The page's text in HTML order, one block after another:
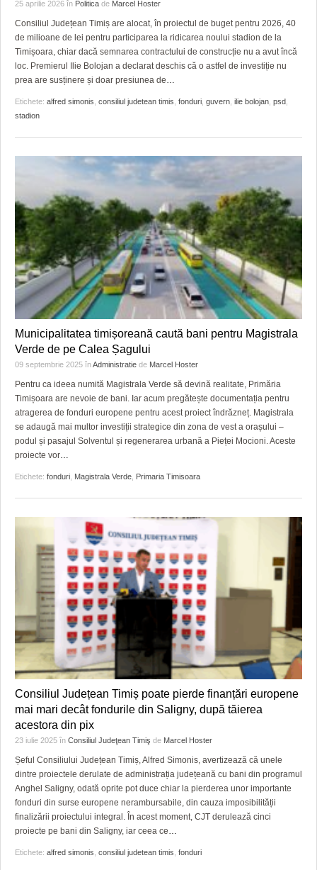
GRĂDINA TAICII DOMNULUI
ZIARISTU’ DE TERASĂ
CU OIŞTEA-N KIERKEGAARD
CRONICĂ DE FILM
UNDE MERGEM
FILME DOCUMENTARE
ACCIDENTE
ANUNŢURI
INFO SI UTILE
FILME DOCUMENTARE
CLIPURI VIDEO
JOCURI ONLINE
DIVERSE
FARMACII DIN TIMIŞOARA
HARTA TIMIŞOAREI
LICEE, ŞCOLI ŞI GRĂDINIŢE DIN TIMIŞ
PRIMĂRIILE DIN TIMIŞ
SFATUL MEDICULUI
SFATURI JURIDICE
25 aprilie 2026 în Politica de Marcel Hoster
Consiliul Județean Timiș are alocat, în proiectul de buget pentru 2026, 40
de milioane de lei pentru participarea la ridicarea noului stadion de la
Timișoara, chiar dacă semnarea contractului de construcție nu a avut încă
loc. Premierul Ilie Bolojan a declarat deschis că o astfel de investiție nu
prea are susținere și doar presiunea de…
Etichete: alfred simonis consiliul judetean timis fonduri guvern ilie bolojan psd
stadion
Municipalitatea timișoreană caută bani pentru Magistrala
Verde de pe Calea Șagului
09 septembrie 2025 înAdministratie de Marcel Hoster
Pentru ca ideea numită Magistrala Verde să devină realitate, Primăria
Timișoara are nevoie de bani. Iar acum pregătește documentația pentru
atragerea de fonduri europene pentru acest proiect îndrăzneț. Magistrala
se adaugă mai multor investiții strategice din zona de vest a orașului –
podul și pasajul Solventul și regenerarea urbană a Pieței Mocioni. Aceste
proiecte vor…
Etichete: fonduri Magistrala Verde Primaria Timisoara
Consiliul Județean Timiș poate pierde finanțări europene
mai mari decât fondurile din Saligny, după tăierea
acestora din pix
23 iulie 2025 în Consiliul Judeţean Timiş de Marcel Hoster
Șeful Consiliului Județean Timiș, Alfred Simonis, avertizează că unele
dintre proiectele derulate de administrația județeană cu bani din programul
Anghel Saligny, odată oprite pot duce chiar la pierderea unor importante
fonduri din surse europene nerambursabile, din cauza imposibilității
finalizării proiectului integral. În acest moment, CJT derulează cinci
proiecte pe bani din Saligny, iar ceea ce…
Etichete: alfred simonis consiliul judetean timis fonduri